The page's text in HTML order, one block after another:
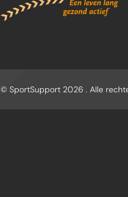
© SportSupport 2026 . Alle